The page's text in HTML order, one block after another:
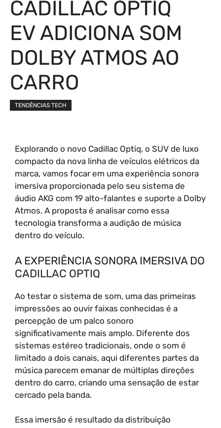
CADILLAC OPTIQ
EV ADICIONA SOM
DOLBY ATMOS AO
CARRO
TENDÊNCIAS TECH
Explorando o novo Cadillac Optiq, o SUV de luxo
compacto da nova linha de veículos elétricos da
marca, vamos focar em uma experiência sonora
imersiva proporcionada pelo seu sistema de
áudio AKG com 19 alto-falantes e suporte a Dolby
Atmos. A proposta é analisar como essa
tecnologia transforma a audição de música
dentro do veículo.
A EXPERIÊNCIA SONORA IMERSIVA DO
CADILLAC OPTIQ
Ao testar o sistema de som, uma das primeiras
impressões ao ouvir faixas conhecidas é a
percepção de um palco sonoro
significativamente mais amplo. Diferente dos
sistemas estéreo tradicionais, onde o som é
limitado a dois canais, aqui diferentes partes da
música parecem emanar de múltiplas direções
dentro do carro, criando uma sensação de estar
cercado pela banda.
Essa imersão é resultado da distribuição